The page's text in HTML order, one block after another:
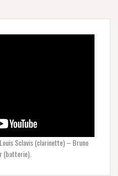
Sclavis (clarinette) – Bruno
(batterie).